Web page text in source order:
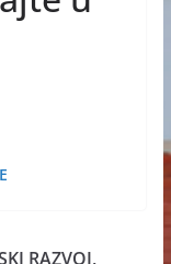
RAZVOJ,